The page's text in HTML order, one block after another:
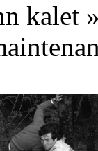
kalet